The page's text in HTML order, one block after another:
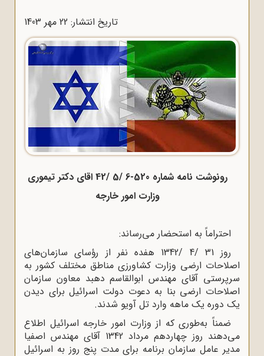
تاریخ انتشار: 22 مهر 1403
رونوشت نامه شماره 520-6 /5 /42 اقای دکتر تیموری
وزارت امور خارجه
احتراماً به استحضار می‌رساند:
روز 31 /4 /1342 هفده نفر از رؤسای سازمان‌های
اصلاحات ارضی وزارت کشاورزی مناطق مختلف کشور به
سرپرستی آقای مهندس ابوالقاسم دهبد معاون سازمان
اصلاحات ارضی بنا به دعوت دولت اسرائیل برای دیدن
یک دوره یک ماهه وارد تل آویو شدند.
ضمناً به‌طوری که از وزارت امور خارجه اسرائیل اطلاع
می‌دهند روز چهاردهم مرداد 1342 آقای مهندس اصفیا
مدیر عامل سازمان برنامه برای مدت پنج روز به اسرائیل